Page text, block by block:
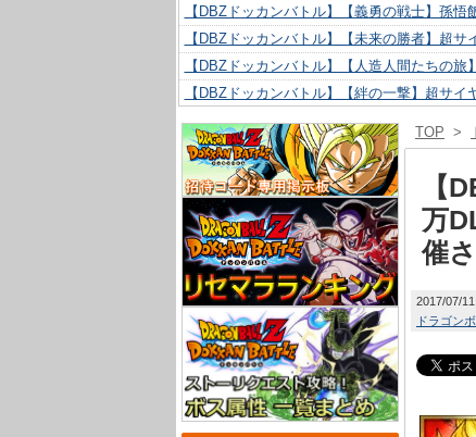
【DBZドッカンバトル】【義勇の戦士】孫
【DBZドッカンバトル】【未来の勝者】超
【DBZドッカンバトル】【人造人間たちの
【DBZドッカンバトル】【絆の一撃】超サ
【DBZドッカンバトル】【抗い続ける精神力
【DBZドッカンバトル】【技巧とひらめき】
【DBZドッカンバトル】【新たに得た好機】
TOP >
【
万
催
2017/07/11
ドラゴン